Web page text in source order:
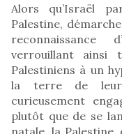
Alors qu’Israël
Palestine,
reconnaissance
verrouillant ainsi
Palestiniens à un
la terre de
curieusement
plutôt que de se
natale, la